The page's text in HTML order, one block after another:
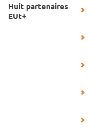
Huit partenaires
EUt+